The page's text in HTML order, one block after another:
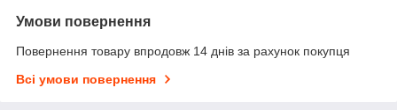
Умови повернення
Повернення товару впродовж 14 днів за рахунок покупця
Всі умови повернення